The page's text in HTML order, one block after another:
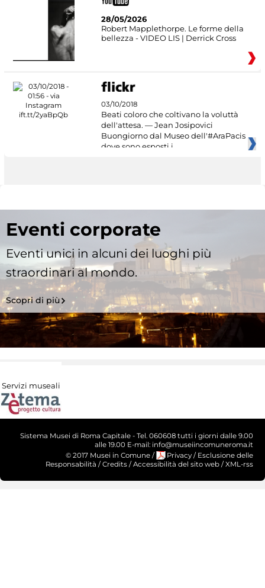
28/05/2026
Robert Mapplethorpe. Le forme della
bellezza - VIDEO LIS | Derrick Cross
03/10/2018
Beati coloro che coltivano la voluttà
dell'attesa. — Jean Josipovici
Buongiorno dal Museo dell'#AraPacis
dove sono esposti i
Eventi corporate
Eventi unici in alcuni dei luoghi più
straordinari al mondo.
Scopri di più
Servizi museali
Sistema Musei di Roma Capitale - Tel. 060608 tutti i giorni dalle 9.00
alle 19.00 E-mail: info@museiincomuneroma.it
© 2017 Musei in Comune / Privacy / Esclusione delle
Responsabilità / Credits / Accessibilità del sito web / XML-rss